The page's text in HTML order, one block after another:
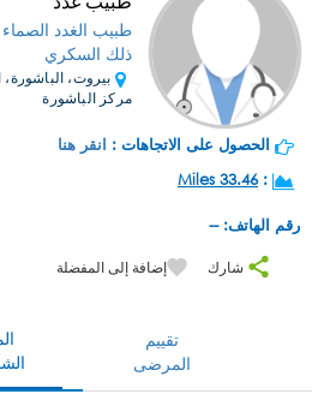
طبيب الغدد
ذلك السكري
بيروت،
مركز الباشورة
الحصول على الاتجاهات : انقر هنا
:
33.46 Miles
رقم الهاتف: --
شارك إضافة إلى المفضلة
تقييم
المرضى